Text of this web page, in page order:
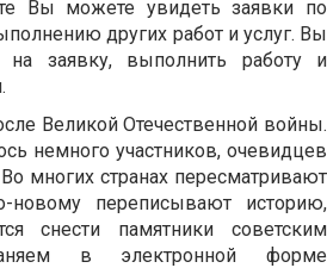
Вы можете увидеть заявки по
других работ и услуг. Вы
на заявку, выполнить работу и
Великой Отечественной войны.
немного участников, очевидцев
многих странах пересматривают
новому переписывают историю,
снести памятники советским
в электронной форме